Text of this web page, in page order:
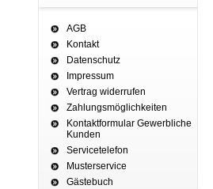
AGB
Kontakt
Datenschutz
Impressum
Vertrag widerrufen
Zahlungsmöglichkeiten
Kontaktformular Gewerbliche
Kunden
Servicetelefon
Musterservice
Gästebuch